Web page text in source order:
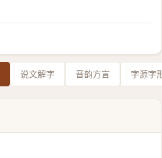
说文解字 音韵方言 字源字